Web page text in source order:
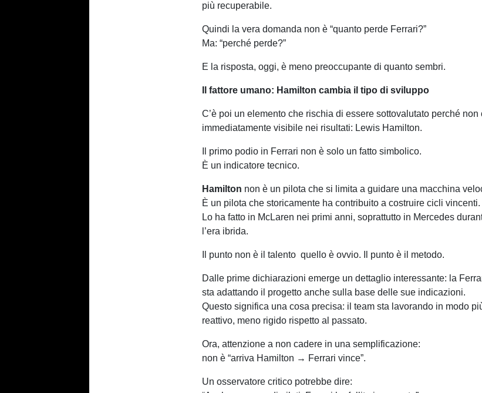
più recuperabile.
Quindi la vera domanda non è “quanto perde Ferrari?”
Ma: “perché perde?”
E la risposta, oggi, è meno preoccupante di quanto sembri.
Il fattore umano: Hamilton cambia il tipo di sviluppo
C’è poi un elemento che rischia di essere sottovalutato perché non
immediatamente visibile nei risultati: Lewis Hamilton.
Il primo podio in Ferrari non è solo un fatto simbolico.
È un indicatore tecnico.
Hamilton non è un pilota che si limita a guidare una macchina
È un pilota che storicamente ha contribuito a costruire cicli vincenti.
Lo ha fatto in McLaren nei primi anni, soprattutto in Mercedes
l’era ibrida.
Il punto non è il talento quello è ovvio. Il punto è il metodo.
Dalle prime dichiarazioni emerge un dettaglio interessante: la
sta adattando il progetto anche sulla base delle sue indicazioni.
Questo significa una cosa precisa: il team sta lavorando in modo
reattivo, meno rigido rispetto al passato.
Ora, attenzione a non cadere in una semplificazione:
non è “arriva Hamilton → Ferrari vince”.
Un osservatore critico potrebbe dire: